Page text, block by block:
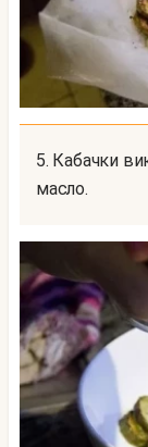
5. Кабачки викладіть на папір, щоб прибрати зайве
масло.